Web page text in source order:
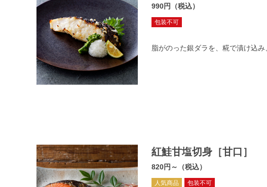
990円（税込）
包装不可
脂がのった銀ダラを、糀で漬け込
紅鮭甘塩切身［甘口］
820円～（税込）
人気商品 包装不可